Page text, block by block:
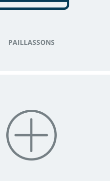
PAILLASSONS